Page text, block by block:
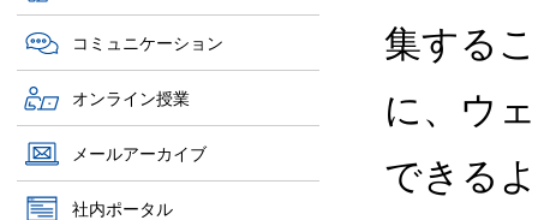
コミュニケーション
オンライン授業
メールアーカイブ
社内ポータル
集する
に、ウ
できる